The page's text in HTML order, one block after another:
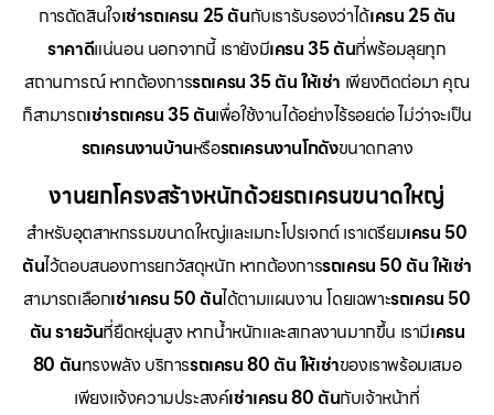
การตัดสินใจเช่ารถเครน 25 ตันกับเรารับรองว่าได้เครน 25 ตัน
ราคาดีแน่นอน นอกจากนี้ เรายังมีเครน 35 ตันที่พร้อมลุยทุก
สถานการณ์ หากต้องการรถเครน 35 ตัน ให้เช่า เพียงติดต่อมา คุณ
ก็สามารถเช่ารถเครน 35 ตันเพื่อใช้งานได้อย่างไร้รอยต่อ ไม่ว่าจะเป็น
รถเครนงานบ้านหรือรถเครนงานโกดังขนาดกลาง
งานยกโครงสร้างหนักด้วยรถเครนขนาดใหญ่
สำหรับอุตสาหกรรมขนาดใหญ่และเมกะโปรเจกต์ เราเตรียมเครน 50
ตันไว้ตอบสนองการยกวัสดุหนัก หากต้องการรถเครน 50 ตัน ให้เช่า
สามารถเลือกเช่าเครน 50 ตันได้ตามแผนงาน โดยเฉพาะรถเครน 50
ตัน รายวันที่ยืดหยุ่นสูง หากน้ำหนักและสเกลงานมากขึ้น เรามีเครน
80 ตันทรงพลัง บริการรถเครน 80 ตัน ให้เช่าของเราพร้อมเสมอ
เพียงแจ้งความประสงค์เช่าเครน 80 ตันกับเจ้าหน้าที่